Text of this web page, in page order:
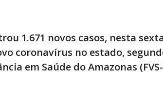
1.671 novos casos, nesta
coronavírus no estado,
em Saúde do Amazonas